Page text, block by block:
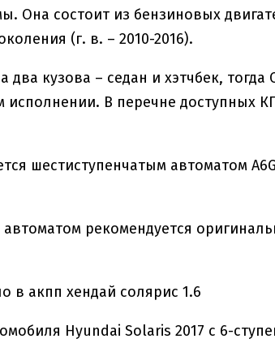
Она состоит из бензиновых
(г. в. – 2010-2016).
кузова – седан и хэтчбек, тогда
исполнении. В перечне доступных
шестиступенчатым автоматом
рекомендуется
Hyundai Solaris 2017 с 6-